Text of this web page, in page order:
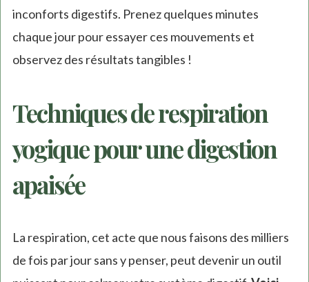
inconforts digestifs. Prenez quelques minutes
chaque jour pour essayer ces mouvements et
observez des résultats tangibles !
Techniques de respiration
yogique pour une digestion
apaisée
La respiration, cet acte que nous faisons des milliers
de fois par jour sans y penser, peut devenir un outil